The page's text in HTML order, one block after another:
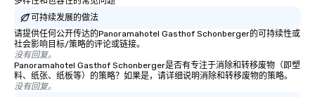
可持续发展的做法
请提供任何公开传达的Panoramahotel Gasthof Schonberger的可持续性或
社会影响目标/策略的评论或链接。
没有回复。
Panoramahotel Gasthof Schonberger是否有专注于消除和转移废物（即塑
料、纸张、纸板等）的策略？如果是，请详细说明消除和转移废物的策略。
没有回复。